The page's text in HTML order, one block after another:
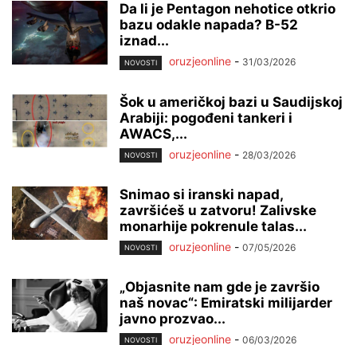
Da li je Pentagon nehotice otkrio
bazu odakle napada? B-52
iznad...
NOVOSTI oruzjeonline - 31/03/2026
Šok u američkoj bazi u Saudijskoj
Arabiji: pogođeni tankeri i
AWACS,...
NOVOSTI oruzjeonline - 28/03/2026
Snimao si iranski napad,
završićeš u zatvoru! Zalivske
monarhije pokrenule talas...
NOVOSTI oruzjeonline - 07/05/2026
„Objasnite nam gde je završio
naš novac“: Emiratski milijarder
javno prozvao...
NOVOSTI oruzjeonline - 06/03/2026